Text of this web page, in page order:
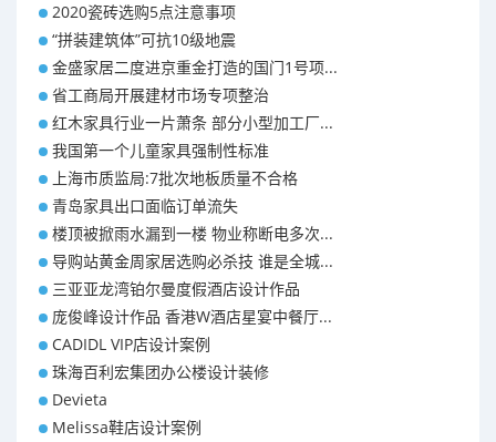
昆明110平米装修预算 装修报价清单
昆明100平米装修多少钱
2020瓷砖选购5点注意事项
“拼装建筑体”可抗10级地震
金盛家居二度进京重金打造的国门1号项...
省工商局开展建材市场专项整治
红木家具行业一片萧条 部分小型加工厂...
我国第一个儿童家具强制性标准
上海市质监局:7批次地板质量不合格
青岛家具出口面临订单流失
楼顶被掀雨水漏到一楼 物业称断电多次...
导购站黄金周家居选购必杀技 谁是全城...
三亚亚龙湾铂尔曼度假酒店设计作品
庞俊峰设计作品 香港W酒店星宴中餐厅...
CADIDL VIP店设计案例
珠海百利宏集团办公楼设计装修
Devieta
Melissa鞋店设计案例